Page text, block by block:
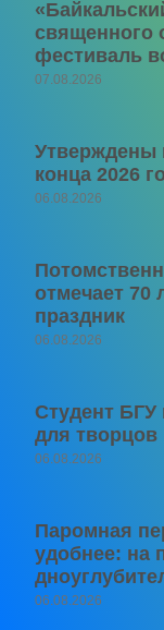
священного
фестиваль
07.08.2026
Утверждены
конца 2026
06.08.2026
отмечает 70
праздник
06.08.2026
Студент БГУ
для творцов
06.08.2026
Паромная
удобнее: на
06.08.2026